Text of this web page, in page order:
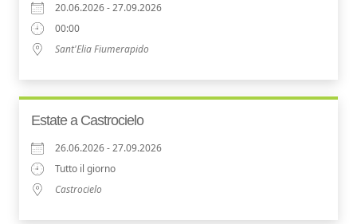
20.06.2026 - 27.09.2026
00:00
Sant'Elia Fiumerapido
Estate a Castrocielo
26.06.2026 - 27.09.2026
Tutto il giorno
Castrocielo